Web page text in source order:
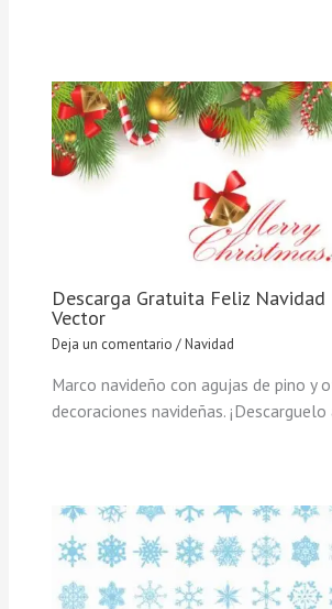
Descarga Gratuita Feliz Navidad
Vector
Deja un comentario /Navidad
Marco navideño con agujas de pino y
decoraciones navideñas. ¡Descarguelo